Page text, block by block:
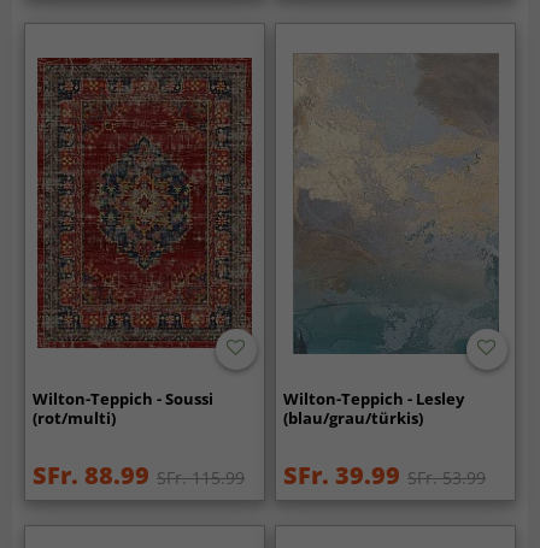
Wilton-Teppich - Soussi
(rot/multi)
SFr. 88.99 SFr. 115.99
Wilton-Teppich - Lesley
(blau/grau/türkis)
SFr. 39.99 SFr. 53.99